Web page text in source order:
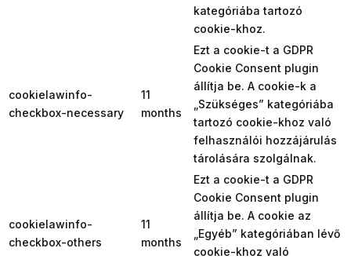
kategóriába tartozó
cookie-khoz.
cookielawinfo-
checkbox-necessary
11
months
Ezt a cookie-t a GDPR
Cookie Consent plugin
állítja be. A cookie-k a
„Szükséges” kategóriába
tartozó cookie-khoz való
felhasználói hozzájárulás
tárolására szolgálnak.
cookielawinfo-
checkbox-others
11
months
Ezt a cookie-t a GDPR
Cookie Consent plugin
állítja be. A cookie az
„Egyéb” kategóriában lévő
cookie-khoz való